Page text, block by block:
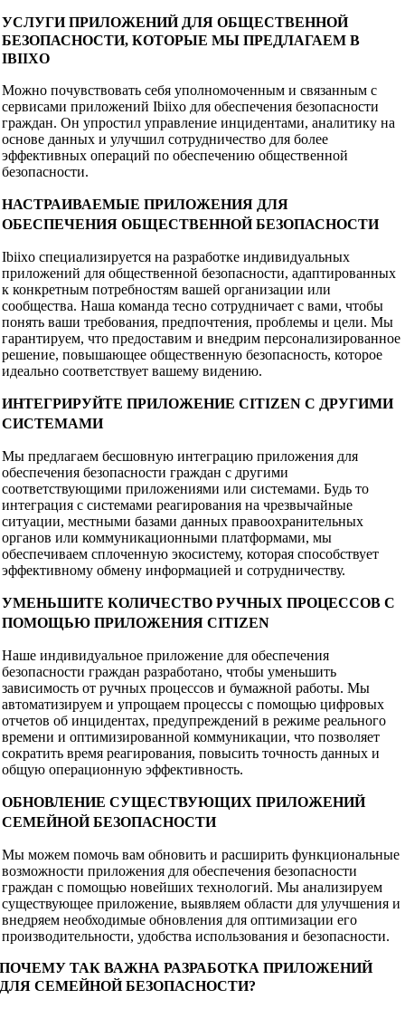
УСЛУГИ ПРИЛОЖЕНИЙ ДЛЯ ОБЩЕСТВЕННОЙ
БЕЗОПАСНОСТИ, КОТОРЫЕ МЫ ПРЕДЛАГАЕМ В
IBIIXO
Можно почувствовать себя уполномоченным и связанным с
сервисами приложений Ibiixo для обеспечения безопасности
граждан. Он упростил управление инцидентами, аналитику на
основе данных и улучшил сотрудничество для более
эффективных операций по обеспечению общественной
безопасности.
НАСТРАИВАЕМЫЕ ПРИЛОЖЕНИЯ ДЛЯ
ОБЕСПЕЧЕНИЯ ОБЩЕСТВЕННОЙ БЕЗОПАСНОСТИ
Ibiixo специализируется на разработке индивидуальных
приложений для общественной безопасности, адаптированных
к конкретным потребностям вашей организации или
сообщества. Наша команда тесно сотрудничает с вами, чтобы
понять ваши требования, предпочтения, проблемы и цели. Мы
гарантируем, что предоставим и внедрим персонализированное
решение, повышающее общественную безопасность, которое
идеально соответствует вашему видению.
ИНТЕГРИРУЙТЕ ПРИЛОЖЕНИЕ CITIZEN С ДРУГИМИ
СИСТЕМАМИ
Мы предлагаем бесшовную интеграцию приложения для
обеспечения безопасности граждан с другими
соответствующими приложениями или системами. Будь то
интеграция с системами реагирования на чрезвычайные
ситуации, местными базами данных правоохранительных
органов или коммуникационными платформами, мы
обеспечиваем сплоченную экосистему, которая способствует
эффективному обмену информацией и сотрудничеству.
УМЕНЬШИТЕ КОЛИЧЕСТВО РУЧНЫХ ПРОЦЕССОВ С
ПОМОЩЬЮ ПРИЛОЖЕНИЯ CITIZEN
Наше индивидуальное приложение для обеспечения
безопасности граждан разработано, чтобы уменьшить
зависимость от ручных процессов и бумажной работы. Мы
автоматизируем и упрощаем процессы с помощью цифровых
отчетов об инцидентах, предупреждений в режиме реального
времени и оптимизированной коммуникации, что позволяет
сократить время реагирования, повысить точность данных и
общую операционную эффективность.
ОБНОВЛЕНИЕ СУЩЕСТВУЮЩИХ ПРИЛОЖЕНИЙ
СЕМЕЙНОЙ БЕЗОПАСНОСТИ
Мы можем помочь вам обновить и расширить функциональные
возможности приложения для обеспечения безопасности
граждан с помощью новейших технологий. Мы анализируем
существующее приложение, выявляем области для улучшения и
внедряем необходимые обновления для оптимизации его
производительности, удобства использования и безопасности.
ПОЧЕМУ ТАК ВАЖНА РАЗРАБОТКА ПРИЛОЖЕНИЙ
ДЛЯ СЕМЕЙНОЙ БЕЗОПАСНОСТИ?